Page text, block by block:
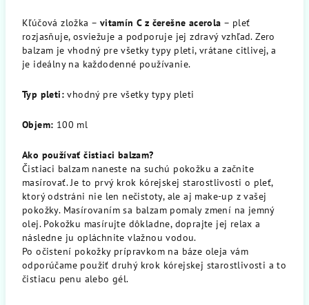
Kľúčová zložka – vitamín C z čerešne acerola – pleť
rozjasňuje, osviežuje a podporuje jej zdravý vzhľad. Zero
balzam je vhodný pre všetky typy pleti, vrátane citlivej, a
je ideálny na každodenné používanie.
Typ pleti: vhodný pre všetky typy pleti
Objem: 100 ml
Ako používať čistiaci balzam?
Čistiaci balzam naneste na suchú pokožku a začnite
masírovať. Je to prvý krok kórejskej starostlivosti o pleť,
ktorý odstráni nie len nečistoty, ale aj make-up z vašej
pokožky. Masírovaním sa balzam pomaly zmení na jemný
olej. Pokožku masírujte dôkladne, doprajte jej relax a
následne ju opláchnite vlažnou vodou.
Po očistení pokožky prípravkom na báze oleja vám
odporúčame použiť druhý krok kórejskej starostlivosti a to
čistiacu penu alebo gél.